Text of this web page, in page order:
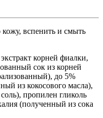
вспенить и смыть
корней фиалки,
сок из корней
до 5%
из кокосового масла),
пропилен гликоль
(полученный из сока